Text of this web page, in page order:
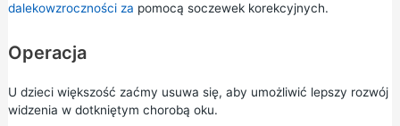
dalekowzroczności za pomocą soczewek korekcyjnych.
Operacja
U dzieci większość zaćmy usuwa się, aby umożliwić lepszy rozwój
widzenia w dotkniętym chorobą oku.